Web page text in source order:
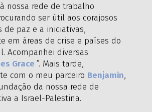
nossa rede de trabalho
ser útil aos corajosos
de paz e a iniciativas,
em áreas de crise e países do
Acompanhei diversas
Grace ”. Mais tarde,
com o meu parceiro Benjamin,
da nossa rede de
a Israel-Palestina.